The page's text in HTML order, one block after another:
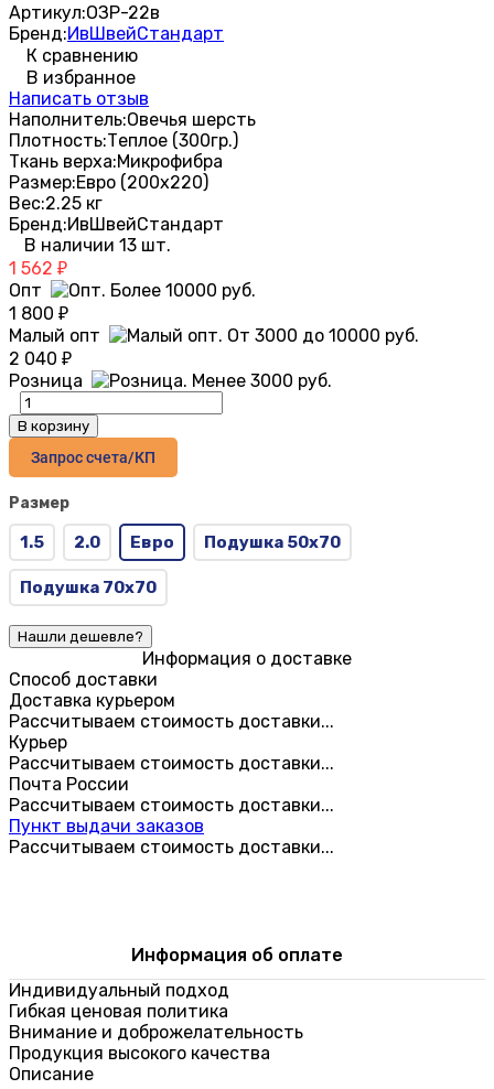
Артикул:ОЗР-22в
Бренд:ИвШвейСтандарт
К сравнению
В избранное
Написать отзыв
Наполнитель:Овечья шерсть
Плотность:Теплое (300гр.)
Ткань верха:Микрофибра
Размер:Евро (200х220)
Вес:2.25 кг
Бренд:ИвШвейСтандарт
В наличии 13 шт.
1 562 ₽
Опт
1 800 ₽
Малый опт
2 040 ₽
Розница
В корзину
Запрос счета/КП
Размер
1.5 2.0 Евро Подушка 50х70
Подушка 70х70
Информация о доставке
Способ доставки
Доставка курьером
Рассчитываем стоимость доставки...
Курьер
Рассчитываем стоимость доставки...
Почта России
Рассчитываем стоимость доставки...
Пункт выдачи заказов
Рассчитываем стоимость доставки...
Информация об оплате
Индивидуальный подход
Гибкая ценовая политика
Внимание и доброжелательность
Продукция высокого качества
Описание